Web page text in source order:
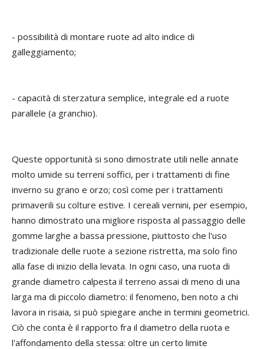
- possibilità di montare ruote ad alto indice di
galleggiamento;
- capacità di sterzatura semplice, integrale ed a ruote
parallele (a granchio).
Queste opportunità si sono dimostrate utili nelle annate
molto umide su terreni soffici, per i trattamenti di fine
inverno su grano e orzo; così come per i trattamenti
primaverili su colture estive. I cereali vernini, per esempio,
hanno dimostrato una migliore risposta al passaggio delle
gomme larghe a bassa pressione, piuttosto che l'uso
tradizionale delle ruote a sezione ristretta, ma solo fino
alla fase di inizio della levata. In ogni caso, una ruota di
grande diametro calpesta il terreno assai di meno di una
larga ma di piccolo diametro: il fenomeno, ben noto a chi
lavora in risaia, si può spiegare anche in termini geometrici.
Ciò che conta è il rapporto fra il diametro della ruota e
l'affondamento della stessa: oltre un certo limite